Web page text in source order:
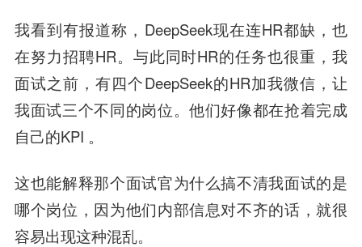
我看到有报道称，DeepSeek现在连HR都缺，也
在努力招聘HR。与此同时HR的任务也很重，我
面试之前，有四个DeepSeek的HR加我微信，让
我面试三个不同的岗位。他们好像都在抢着完成
自己的KPI 。
这也能解释那个面试官为什么搞不清我面试的是
哪个岗位，因为他们内部信息对不齐的话，就很
容易出现这种混乱。